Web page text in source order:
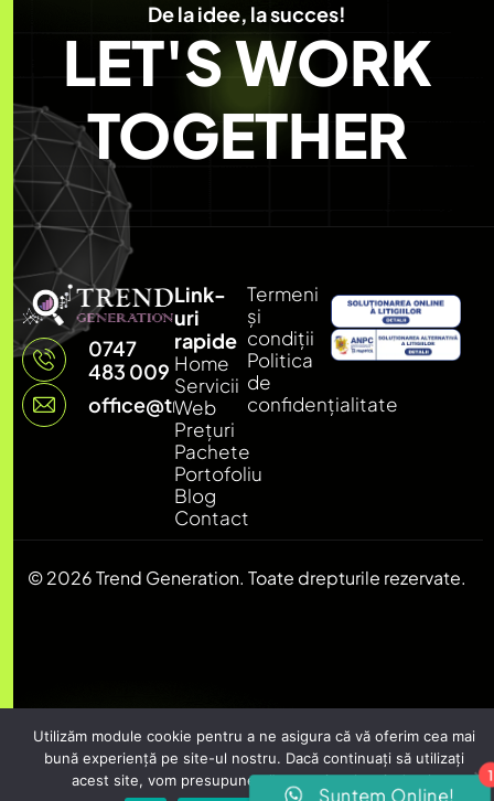
De la idee, la succes!
LET'S WORK
TOGETHER
0747
483 009
office@trendgeneration.ro
Link-
uri
rapide
Home
Servicii
Web
Prețuri
Pachete
Portofoliu
Blog
Contact
Termeni
și
condiții
Politica
de
confidențialitate
©2026Trend Generation. Toate drepturile rezervate.
1
Utilizăm module cookie pentru a ne asigura că vă oferim cea mai
bună experiență pe site-ul nostru. Dacă continuați să utilizați
acest site, vom presupune că sunteți mulțumit de el.